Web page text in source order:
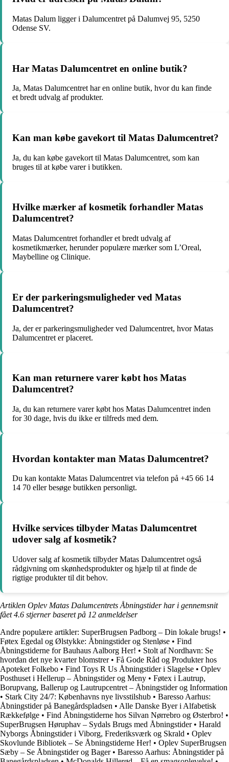
Matas Dalum ligger i Dalumcentret på Dalumvej 95, 5250
Odense SV.
Har Matas Dalumcentret en online butik?
Ja, Matas Dalumcentret har en online butik, hvor du kan finde
et bredt udvalg af produkter.
Kan man købe gavekort til Matas Dalumcentret?
Ja, du kan købe gavekort til Matas Dalumcentret, som kan
bruges til at købe varer i butikken.
Hvilke mærker af kosmetik forhandler Matas
Dalumcentret?
Matas Dalumcentret forhandler et bredt udvalg af
kosmetikmærker, herunder populære mærker som L’Oreal,
Maybelline og Clinique.
Er der parkeringsmuligheder ved Matas
Dalumcentret?
Ja, der er parkeringsmuligheder ved Dalumcentret, hvor Matas
Dalumcentret er placeret.
Kan man returnere varer købt hos Matas
Dalumcentret?
Ja, du kan returnere varer købt hos Matas Dalumcentret inden
for 30 dage, hvis du ikke er tilfreds med dem.
Hvordan kontakter man Matas Dalumcentret?
Du kan kontakte Matas Dalumcentret via telefon på +45 66 14
14 70 eller besøge butikken personligt.
Hvilke services tilbyder Matas Dalumcentret
udover salg af kosmetik?
Udover salg af kosmetik tilbyder Matas Dalumcentret også
rådgivning om skønhedsprodukter og hjælp til at finde de
rigtige produkter til dit behov.
Artiklen Oplev Matas Dalumcentrets Åbningstider har i gennemsnit
fået4.6 stjerner baseret på 12 anmeldelser
Andre populære artikler: SuperBrugsen Padborg – Din lokale brugs! •
Føtex Egedal og Ølstykke: Åbningstider og Stenløse • Find
Åbningstiderne for Bauhaus Aalborg Her! • Stolt af Nordhavn: Se
hvordan det nye kvarter blomstrer• Få Gode Råd og Produkter hos
Apoteket Folkebo • Find Toys R Us Åbningstider i Slagelse • Oplev
Posthuset i Hellerup – Åbningstider og Meny • Føtex i Lautrup,
Borupvang, Ballerup og Lautrupcentret – Åbningstider og Information
• Stark City 24/7: Københavns nye livsstilshub • Baresso Aarhus:
Åbningstider på Banegårdspladsen • Alle Danske Byer i Alfabetisk
Rækkefølge • Find Åbningstiderne hos Silvan Nørrebro og Østerbro! •
SuperBrugsen Høruphav – Sydals Brugs med Åbningstider• Harald
Nyborgs Åbningstider i Viborg, Frederiksværk og Skrald • Oplev
Skovlunde Bibliotek – Se Åbningstiderne Her! • Oplev SuperBrugsen
Sæby – Se Åbningstider og Bager• Baresso Aarhus: Åbningstider på